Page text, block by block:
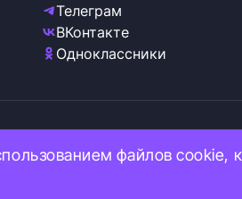
Телеграм
ВКонтакте
Одноклассники
cookie
файлов cookie,